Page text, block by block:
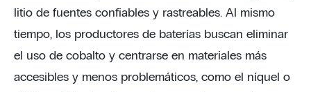
litio de fuentes confiables y rastreables. Al mismo
tiempo, los productores de baterías buscan eliminar
el uso de cobalto y centrarse en materiales más
accesibles y menos problemáticos, como el níquel o